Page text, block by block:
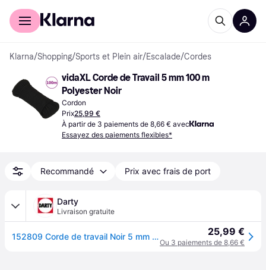
Acheter avec Klarna
Klarna/Shopping/Sports et Plein air/Escalade/Cordes
vidaXL Corde de Travail 5 mm 100 m
Polyester Noir
Cordon
Prix25,99 €
À partir de 3 paiements de 8,66 € avec
Essayez des paiements flexibles*
Recommandé Prix avec frais de port
Darty
Livraison gratuite
152809 Corde de travail Noir 5 mm 100 m Polyester 25,99 €
Ou 3 paiements de 8,66 €